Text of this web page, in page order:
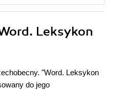
Leksykon
"Word. Leksykon
do jego